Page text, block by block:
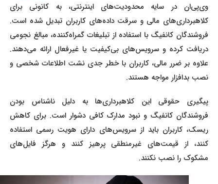
وی‌پی‌ان در سایه محدودیت‌های اینترنتی، به کانونی برای
کلاهبرداری‌های مالی و سرقت داده‌های کاربران تبدیل شده است.
فروشندگان کانفیگ‌ با استفاده از تبلیغات گمراه‌کننده، مبالغ نجومی
دریافت کرده و سرویس‌های بی‌کیفیت یا غیرفعال ارائه می‌دهند.
علاوه بر ضرر مالی، کاربران با خطر جدی نشت اطلاعات شخصی و
نصب بدافزار مواجه هستند.
پیگیری حقوقی این کلاهبرداری‌ها به دلیل ناشناس بودن
فروشندگان کانفیگ‌ و نبود مدارک کافی دشوار است. برای کاهش
ریسک، کاربران باید از سرویس‌های دارای هویت رسمی استفاده
کنند، از قیمت‌های غیرمنطقی پرهیز کنند و هرگز فایل‌های
مشکوک را نصب نکنند.